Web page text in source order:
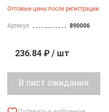
Оптовые цены после регистрации
Артикул: 890006
236.84 ₽ / шт